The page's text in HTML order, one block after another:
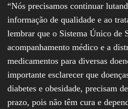
“Nós precisamos continuar
informação de qualidade e ao
lembrar que o Sistema Único de
acompanhamento médico e a
medicamentos para diversas
importante esclarecer que
diabetes e obesidade, precisam
prazo, pois não têm cura e